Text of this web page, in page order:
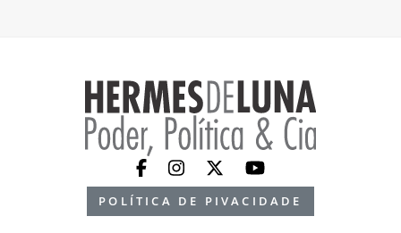
POLÍTICA DE PIVACIDADE